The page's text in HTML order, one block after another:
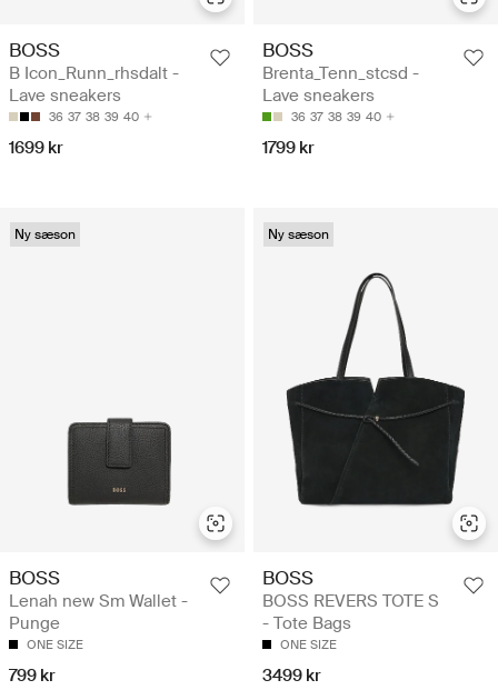
BOSS
B Icon_Runn_rhsdalt -
Lave sneakers
36 37 38 39 40
1699 kr
BOSS
Brenta_Tenn_stcsd -
Lave sneakers
36 37 38 39 40
1799 kr
Ny sæson
BOSS
Lenah new Sm Wallet -
Punge
ONE SIZE
799 kr
Ny sæson
BOSS
BOSS REVERS TOTE S
- Tote Bags
ONE SIZE
3499 kr